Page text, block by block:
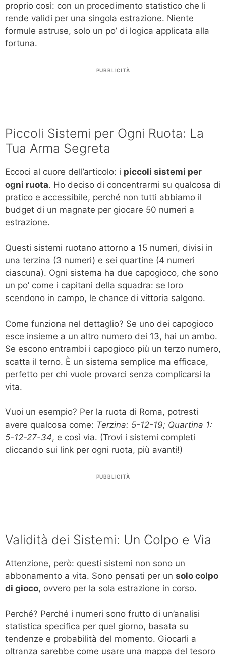
proprio così: con un procedimento statistico che li
rende validi per una singola estrazione. Niente
formule astruse, solo un po’ di logica applicata alla
fortuna.
PUBBLICITÀ
Piccoli Sistemi per Ogni Ruota: La
Tua Arma Segreta
Eccoci al cuore dell’articolo: i piccoli sistemi per
ogni ruota. Ho deciso di concentrarmi su qualcosa di
pratico e accessibile, perché non tutti abbiamo il
budget di un magnate per giocare 50 numeri a
estrazione.
Questi sistemi ruotano attorno a 15 numeri, divisi in
una terzina (3 numeri) e sei quartine (4 numeri
ciascuna). Ogni sistema ha due capogioco, che sono
un po’ come i capitani della squadra: se loro
scendono in campo, le chance di vittoria salgono.
Come funziona nel dettaglio? Se uno dei capogioco
esce insieme a un altro numero dei 13, hai un ambo.
Se escono entrambi i capogioco più un terzo numero,
scatta il terno. È un sistema semplice ma efficace,
perfetto per chi vuole provarci senza complicarsi la
vita.
Vuoi un esempio? Per la ruota di Roma, potresti
avere qualcosa come: Terzina: 5-12-19; Quartina 1:
5-12-27-34, e così via. (Trovi i sistemi completi
cliccando sui link per ogni ruota, più avanti!)
PUBBLICITÀ
Validità dei Sistemi: Un Colpo e Via
Attenzione, però: questi sistemi non sono un
abbonamento a vita. Sono pensati per un solo colpo
di gioco, ovvero per la sola estrazione in corso.
Perché? Perché i numeri sono frutto di un’analisi
statistica specifica per quel giorno, basata su
tendenze e probabilità del momento. Giocarli a
oltranza sarebbe come usare una mappa del tesoro